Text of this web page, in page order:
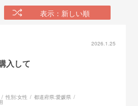
表示：新しい順
2026.1.25
入して
性別:女性 都道府県:愛媛県